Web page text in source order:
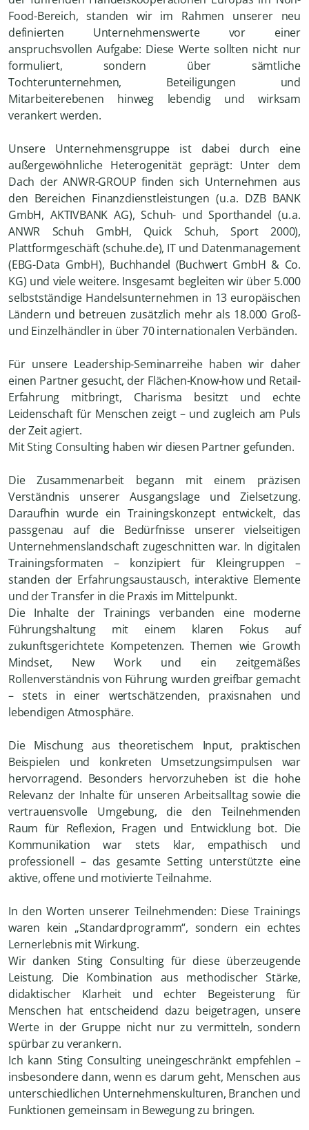
Food-Bereich, standen wir im Rahmen unserer neu
definierten Unternehmenswerte vor einer
anspruchsvollen Aufgabe: Diese Werte sollten nicht nur
formuliert, sondern über sämtliche
Tochterunternehmen, Beteiligungen und
Mitarbeiterebenen hinweg lebendig und wirksam
verankert werden.
Unsere Unternehmensgruppe ist dabei durch eine
außergewöhnliche Heterogenität geprägt: Unter dem
Dach der ANWR-GROUP finden sich Unternehmen aus
den Bereichen Finanzdienstleistungen (u. a. DZB BANK
GmbH, AKTIVBANK AG), Schuh- und Sporthandel (u. a.
ANWR Schuh GmbH, Quick Schuh, Sport 2000),
Plattformgeschäft (schuhe.de), IT und Datenmanagement
(EBG-Data GmbH), Buchhandel (Buchwert GmbH & Co.
KG) und viele weitere. Insgesamt begleiten wir über 5.000
selbstständige Handelsunternehmen in 13 europäischen
Ländern und betreuen zusätzlich mehr als 18.000 Groß-
und Einzelhändler in über 70 internationalen Verbänden.
Für unsere Leadership-Seminarreihe haben wir daher
einen Partner gesucht, der Flächen-Know-how und Retail-
Erfahrung mitbringt, Charisma besitzt und echte
Leidenschaft für Menschen zeigt – und zugleich am Puls
der Zeit agiert.
Mit Sting Consulting haben wir diesen Partner gefunden.
Die Zusammenarbeit begann mit einem präzisen
Verständnis unserer Ausgangslage und Zielsetzung.
Daraufhin wurde ein Trainingskonzept entwickelt, das
passgenau auf die Bedürfnisse unserer vielseitigen
Unternehmenslandschaft zugeschnitten war. In digitalen
Trainingsformaten – konzipiert für Kleingruppen –
standen der Erfahrungsaustausch, interaktive Elemente
und der Transfer in die Praxis im Mittelpunkt.
Die Inhalte der Trainings verbanden eine moderne
Führungshaltung mit einem klaren Fokus auf
zukunftsgerichtete Kompetenzen. Themen wie Growth
Mindset, New Work und ein zeitgemäßes
Rollenverständnis von Führung wurden greifbar gemacht
– stets in einer wertschätzenden, praxisnahen und
lebendigen Atmosphäre.
Die Mischung aus theoretischem Input, praktischen
Beispielen und konkreten Umsetzungsimpulsen war
hervorragend. Besonders hervorzuheben ist die hohe
Relevanz der Inhalte für unseren Arbeitsalltag sowie die
vertrauensvolle Umgebung, die den Teilnehmenden
Raum für Reflexion, Fragen und Entwicklung bot. Die
Kommunikation war stets klar, empathisch und
professionell – das gesamte Setting unterstützte eine
aktive, offene und motivierte Teilnahme.
In den Worten unserer Teilnehmenden: Diese Trainings
waren kein „Standardprogramm“, sondern ein echtes
Lernerlebnis mit Wirkung.
Wir danken Sting Consulting für diese überzeugende
Leistung. Die Kombination aus methodischer Stärke,
didaktischer Klarheit und echter Begeisterung für
Menschen hat entscheidend dazu beigetragen, unsere
Werte in der Gruppe nicht nur zu vermitteln, sondern
spürbar zu verankern.
Ich kann Sting Consulting uneingeschränkt empfehlen –
insbesondere dann, wenn es darum geht, Menschen aus
unterschiedlichen Unternehmenskulturen, Branchen und
Funktionen gemeinsam in Bewegung zu bringen.